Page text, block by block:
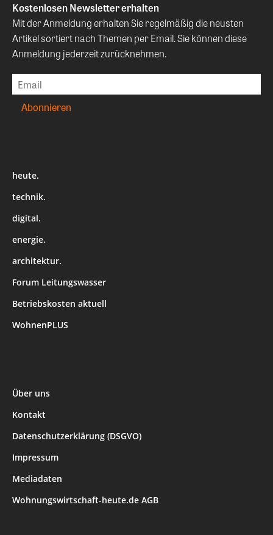
Kostenlosen Newsletter erhalten
Mit der Anmeldung erhalten Sie regelmäßig die neusten
Artikel sortiert nach Themen per Email. Sie können diese
Anmeldung jederzeit zurücknehmen.
heute.
technik.
digital.
energie.
architektur.
Forum Leitungswasser
Betriebskosten aktuell
WohnenPLUS
Über uns
Kontakt
Datenschutzerklärung (DSGVO)
Impressum
Mediadaten
Wohnungswirtschaft-heute.de AGB